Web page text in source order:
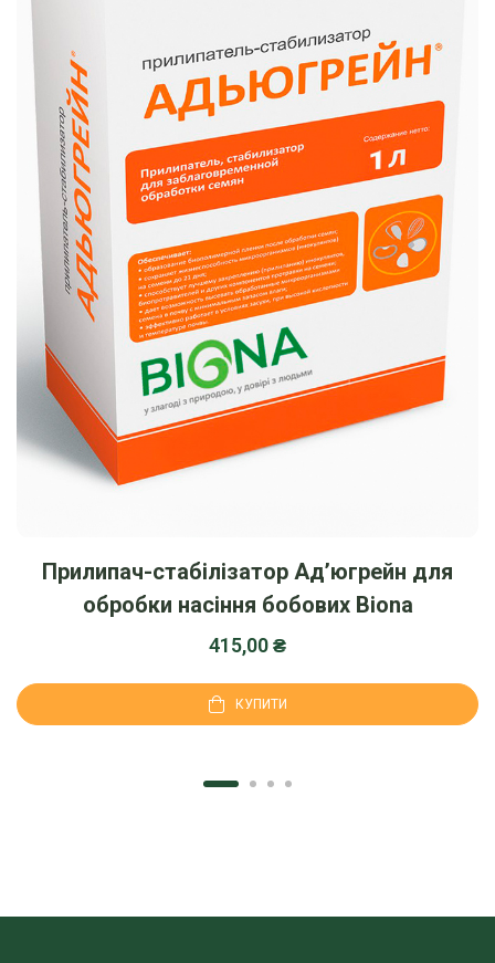
Прилипач-стабілізатор Ад’югрейн для
обробки насіння бобових Biona
415,00₴
КУПИТИ